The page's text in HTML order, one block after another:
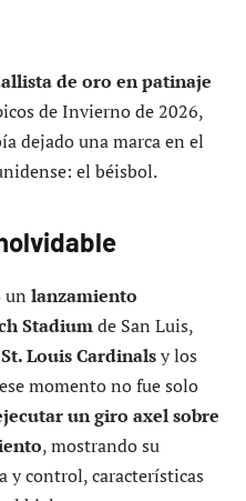
de oro en patinaje
de Invierno de 2026,
dejado una marca en el
el béisbol.
un lanzamiento
Stadiumde San Luis,
St. Louis Cardinalsy los
momento no fue solo
un giro axel sobre
, mostrando su
y control, características